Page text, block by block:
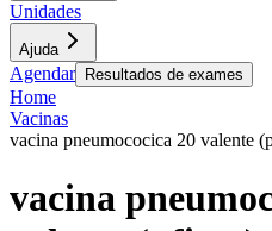
Unidades
Ajuda
Agendar Resultados de exames
Home
Vacinas
vacina pneumococica 20 valente
vacina